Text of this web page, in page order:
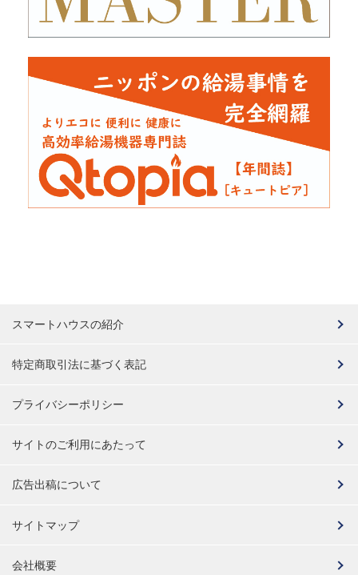
スマートハウスの紹介
特定商取引法に基づく表記
プライバシーポリシー
サイトのご利用にあたって
広告出稿について
サイトマップ
会社概要